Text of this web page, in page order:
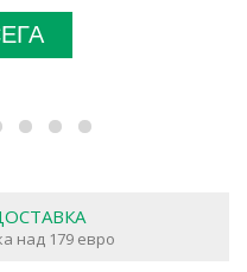
над 179 евро